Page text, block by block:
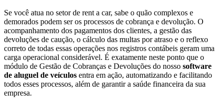
Se você atua no setor de rent a car, sabe o quão complexos e
demorados podem ser os processos de cobrança e devolução. O
acompanhamento dos pagamentos dos clientes, a gestão das
devoluções de caução, o cálculo das multas por atraso e o reflexo
correto de todas essas operações nos registros contábeis geram uma
carga operacional considerável. É exatamente neste ponto que o
módulo de Gestão de Cobranças e Devoluções do nosso software
de aluguel de veículos entra em ação, automatizando e facilitando
todos esses processos, além de garantir a saúde financeira da sua
empresa.